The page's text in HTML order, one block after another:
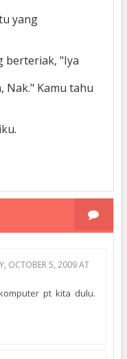
yang
berteriak, "Iya
Nak." Kamu tahu
OCTOBER 5, 2009 AT
pt kita dulu.